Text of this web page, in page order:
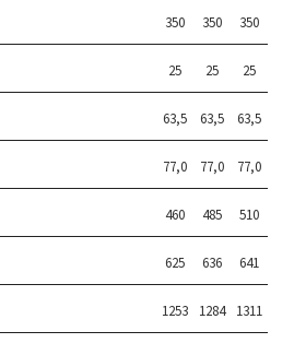
350 350 350
25 25 25
63,5 63,5 63,5
77,0 77,0 77,0
460 485 510
625 636 641
1253 1284 1311